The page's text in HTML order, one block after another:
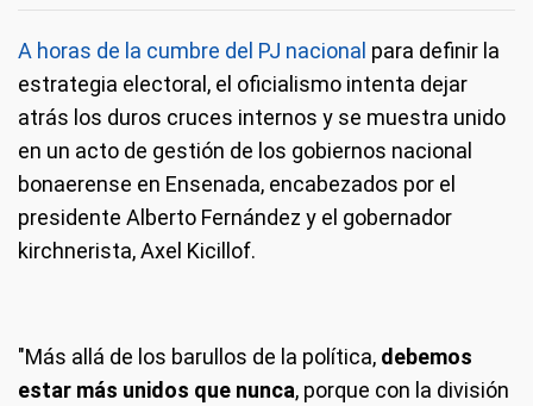
A horas de la cumbre del PJ nacional para definir la
estrategia electoral, el oficialismo intenta dejar
atrás los duros cruces internos y se muestra unido
en un acto de gestión de los gobiernos nacional
bonaerense en Ensenada, encabezados por el
presidente Alberto Fernández y el gobernador
kirchnerista, Axel Kicillof.
"Más allá de los barullos de la política, debemos
estar más unidos que nunca, porque con la división